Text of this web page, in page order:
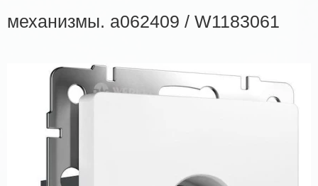
механизмы. a062409 / W1183061